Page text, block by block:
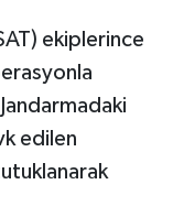
ekiplerince
edilen